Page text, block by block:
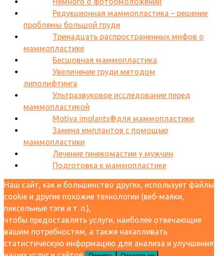
Редукционная маммопластика – решение
проблемы большой груди
Тринадцать распространенных мифов о
маммопластике
Бесшовная маммопластика
Увеличение груди методом
липолифтинга
Ультразвуковое исследование перед
маммопластикой
Motiva implants®для маммопластики
Замена имплантов с помощью
маммопластики
Лечение гинекомастии у мужчин
Подготовка к маммопластике
Наш сайт, как и большинство других, использует файлы
cookie и другие похожие технологии (веб-маяки,
пиксельные тэги и т. п.),
чтобы предоставлять услуги, наиболее отвечающие
вашим потребностям, а также накапливать
статистическую информацию для анализа и улучшения